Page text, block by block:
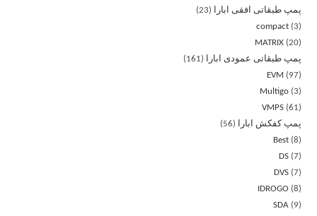
پمپ طبقاتی افقی ابارا
23
compact 3
MATRIX 20
پمپ طبقاتی عمودی ابارا
161
EVM
97
Multigo 3
VMPS 61
پمپ کفکش ابارا
56
Best 8
DS 7
DVS 7
IDROGO
8
SDA
9